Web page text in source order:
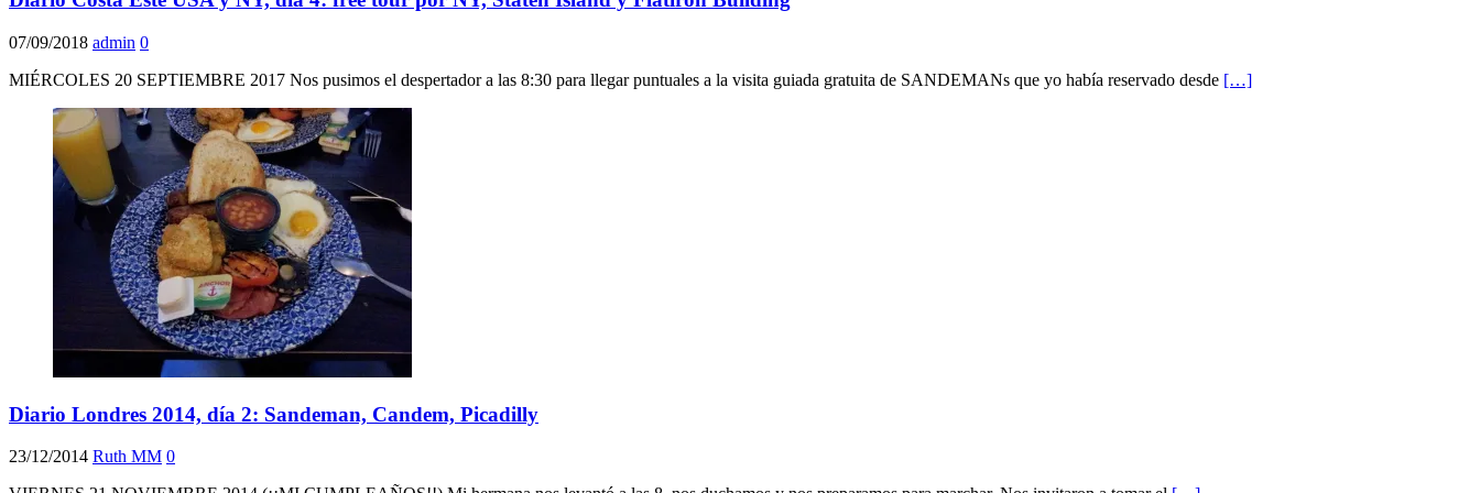
07/09/2018 admin 0
MIÉRCOLES 20 SEPTIEMBRE 2017 Nos pusimos el despertador a las 8:30 para llegar puntuales a la visita guiada gratuita de SANDEMANs que yo había reservado desde […]
Diario Londres 2014, día 2: Sandeman, Candem, Picadilly
23/12/2014 Ruth MM 0